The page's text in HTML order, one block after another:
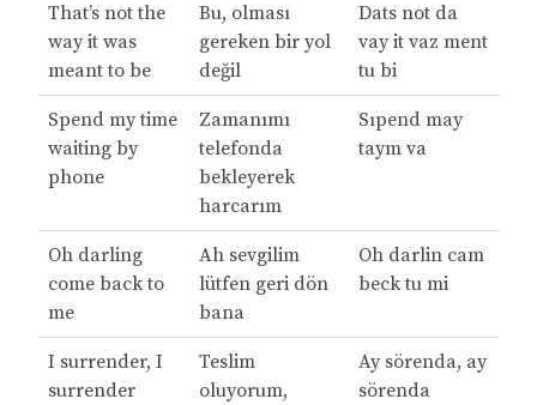
That’s not the
way it was
meant to be
Bu, olması
gereken bir yol
değil
Dats not da
vay it vaz ment
tu bi
Spend my time
waiting by
phone
Zamanımı
telefonda
bekleyerek
harcarım
Sıpend may
taym va
Oh darling
come back to
me
Ah sevgilim
lütfen geri dön
bana
Oh darlin cam
beck tu mi
I surrender, I
surrender
Teslim
oluyorum,
Ay sörenda, ay
sörenda